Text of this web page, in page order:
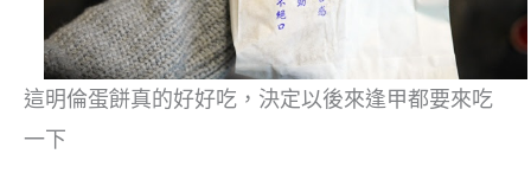
這明倫蛋餅真的好好吃，決定以後來逢甲都要來吃
一下